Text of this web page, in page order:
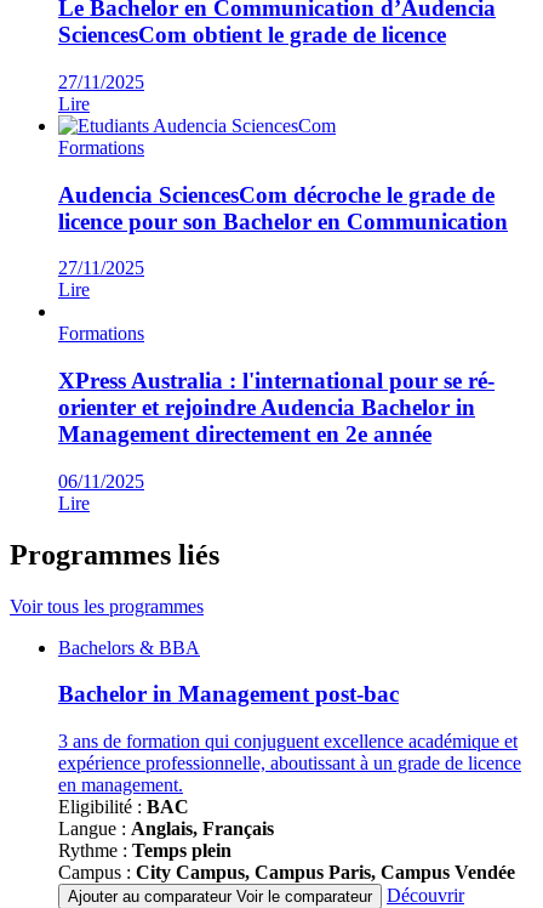
Le Bachelor en Communication d’Audencia
SciencesCom obtient le grade de licence
27/11/2025
Lire
Formations
Audencia SciencesCom décroche le grade de
licence pour son Bachelor en Communication
27/11/2025
Lire
Formations
XPress Australia : l'international pour se ré-
orienter et rejoindre Audencia Bachelor in
Management directement en 2e année
06/11/2025
Lire
Programmes liés
Voir tous les programmes
Famille
programmes
Bachelors & BBA
Bachelor in Management post-bac
3 ans de formation qui conjuguent excellence académique et
expérience professionnelle, aboutissant à un grade de licence
en management.
Eligibilité : BAC
Langue : Anglais, Français
Rythme : Temps plein
Campus : City Campus, Campus Paris, Campus Vendée
Ajouter au comparateur Voir le comparateur
Découvrir